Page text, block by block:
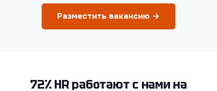
Разместить вакансию →
72% HR работают с нами на